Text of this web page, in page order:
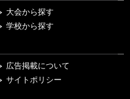
大会から探す
学校から探す
広告掲載について
サイトポリシー